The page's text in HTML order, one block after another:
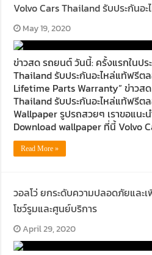
Volvo Cars Thailand รับประกันอ
May 19, 2020
ข่าวสด รถยนต์ วันนี้: ครั้งแรกในปร
Thailand รับประกันอะไหล่แท้ฟรีต
Lifetime Parts Warranty” ข่าวส
Thailand รับประกันอะไหล่แท้ฟรี
Wallpaper รูปรถสวยๆ เราขอแน
Download wallpaper ที่นี้ Volvo
Read More »
วอลโว่ ยกระดับความปลอดภัยและ
โชว์รูมและศูนย์บริการ
April 29, 2020